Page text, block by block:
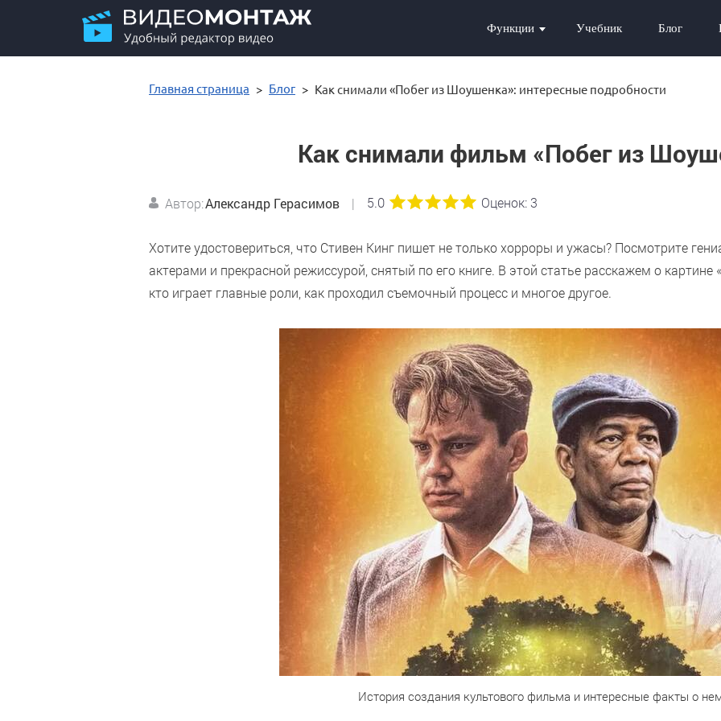
Функции Учебник Блог
Главная страница Блог Как снимали «Побег из Шоушенка»: интересные подробности
Как снимали фильм «Побег из
Автор:Александр Герасимов | 5.0 Оценок: 3
Хотите удостовериться, что Стивен Кинг пишет не только хорроры и ужасы? Посмотрите
актерами и прекрасной режиссурой, снятый по его книге. В этой статье расскажем о
кто играет главные роли, как проходил съемочный процесс и многое другое.
История создания культового фильма и интересные факты о